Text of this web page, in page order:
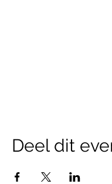
Deel dit